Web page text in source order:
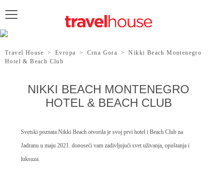
Travel House > Evropa > Crna Gora >
Nikki Beach Montenegro
Hotel & Beach Club
NIKKI BEACH MONTENEGRO
HOTEL & BEACH CLUB
Svetski poznata Nikki Beach otvorila je svoj prvi hotel i Beach Club na
Jadranu u maju 2021. donoseći vam zadivljujući svet uživanja, opuštanja i
luksuza.